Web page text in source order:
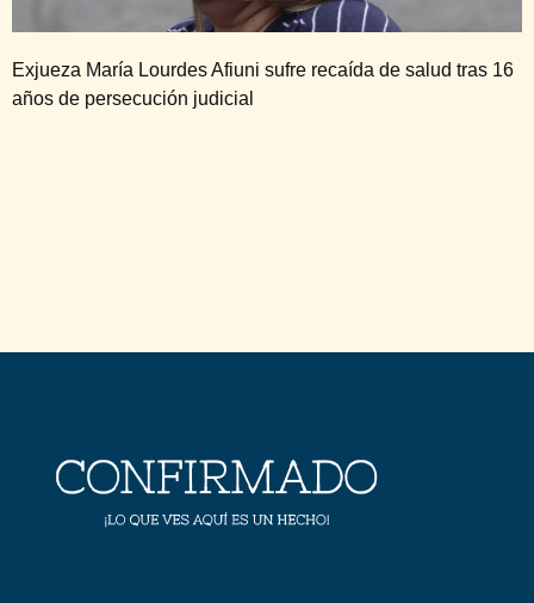
Exjueza María Lourdes Afiuni sufre recaída de salud tras 16
años de persecución judicial